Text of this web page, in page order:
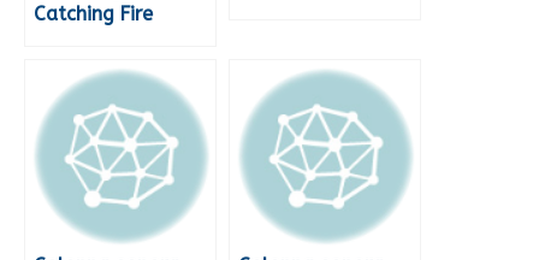
Catching Fire